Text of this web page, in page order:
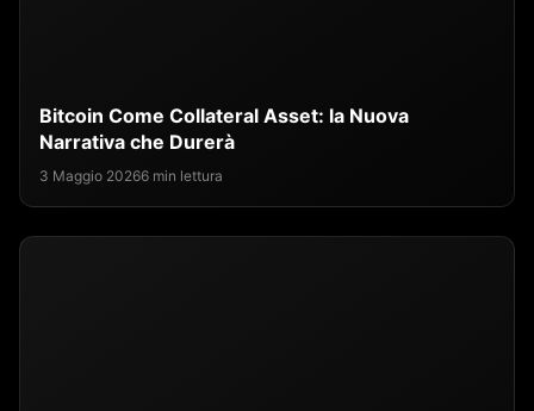
Bitcoin Come Collateral Asset: la Nuova
Narrativa che Durerà
3 Maggio 20266 min lettura